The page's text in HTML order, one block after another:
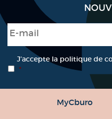
E-mail
RGPD *
J’accepte la politique de
*
MyCburo